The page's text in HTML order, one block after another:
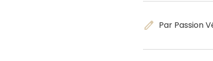
edit Par Passion